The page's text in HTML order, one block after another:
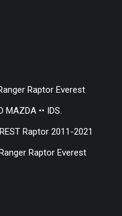
Raptor Everest
MAZDA •• IDS.
Raptor 2011-2021
Raptor Everest